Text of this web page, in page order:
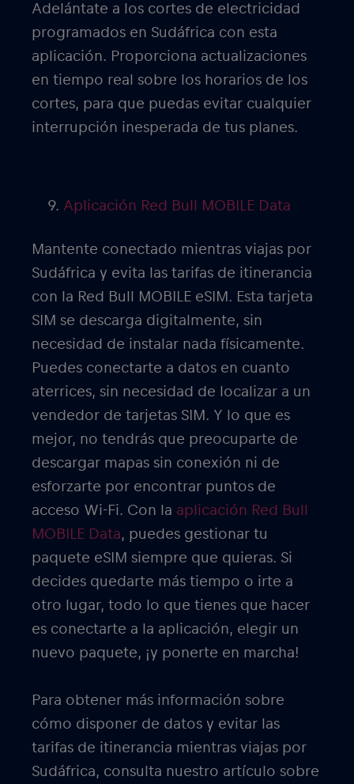
Adelántate a los cortes de electricidad
programados en Sudáfrica con esta
aplicación. Proporciona actualizaciones
en tiempo real sobre los horarios de los
cortes, para que puedas evitar cualquier
interrupción inesperada de tus planes.
Aplicación Red Bull MOBILE Data
Mantente conectado mientras viajas por
Sudáfrica y evita las tarifas de itinerancia
con la Red Bull MOBILE eSIM. Esta tarjeta
SIM se descarga digitalmente, sin
necesidad de instalar nada físicamente.
Puedes conectarte a datos en cuanto
aterrices, sin necesidad de localizar a un
vendedor de tarjetas SIM. Y lo que es
mejor, no tendrás que preocuparte de
descargar mapas sin conexión ni de
esforzarte por encontrar puntos de
acceso Wi-Fi. Con la aplicación Red Bull
MOBILE Data, puedes gestionar tu
paquete eSIM siempre que quieras. Si
decides quedarte más tiempo o irte a
otro lugar, todo lo que tienes que hacer
es conectarte a la aplicación, elegir un
nuevo paquete, ¡y ponerte en marcha!
Para obtener más información sobre
cómo disponer de datos y evitar las
tarifas de itinerancia mientras viajas por
Sudáfrica, consulta nuestro artículo sobre